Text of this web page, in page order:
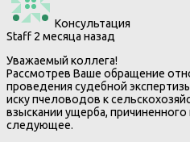
Консультация
Staff 2 месяца назад
Уважаемый коллега!
Рассмотрев Ваше обращение
проведения судебной
иску пчеловодов к
взыскании ущерба,
следующее.